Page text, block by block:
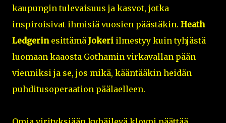
kaupungin tulevaisuus ja kasvot, jotka
inspiroisivat ihmisiä vuosien päästäkin. Heath
Ledgerinesittämä Jokeri ilmestyy kuin tyhjästä
luomaan kaaosta Gothamin virkavallan pään
vienniksi ja se, jos mikä, kääntääkin heidän
puhditusoperaation päälaelleen.